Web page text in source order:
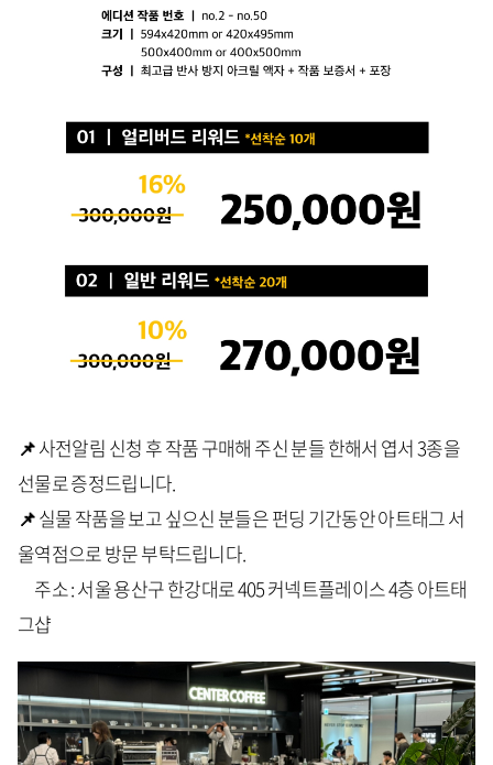
📌사전알림 신청 후 작품 구매해 주신 분들 한해서 엽서 3종을
선물로 증정드립니다.
📌실물 작품을 보고 싶으신 분들은 펀딩 기간동안 아트태그 서
울역점으로 방문 부탁드립니다.
주소 : 서울 용산구 한강대로 405 커넥트플레이스 4층 아트태
그샵